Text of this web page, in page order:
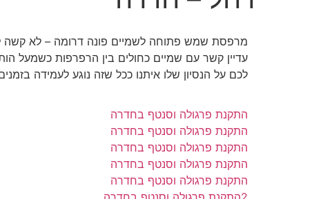
התמונות
מטה
מספרות
סיפור
רחל
–
חדרה
מרפסת שמש פתוחה לשמיים פונה דרומה – לא קשה
לכם על הנסיון שלו איתנו ככל שזה נוגע לעמידה
התקנת פרגולה וסנטף בחדרה
התקנת פרגולה וסנטף בחדרה
התקנת פרגולה וסנטף בחדרה
התקנת פרגולה וסנטף בחדרה
התקנת פרגולה וסנטף בחדרה